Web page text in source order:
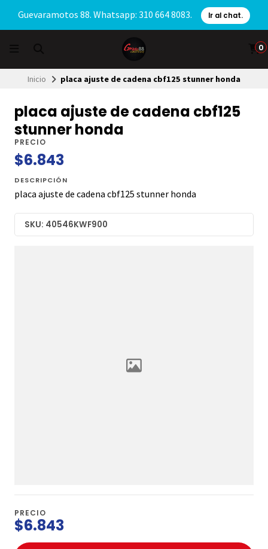
Guevaramotos 88. Whatsapp: 310 664 8083. Ir al chat.
0
Inicio placa ajuste de cadena cbf125 stunner honda
placa ajuste de cadena cbf125
stunner honda
PRECIO
$6.843
DESCRIPCIÓN
placa ajuste de cadena cbf125 stunner honda
SKU: 40546KWF900
PRECIO
$6.843